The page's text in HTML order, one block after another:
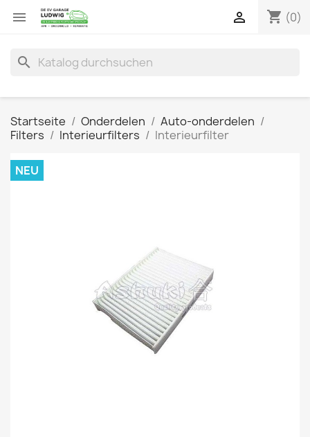
 shopping_cart (0)

search
Startseite Onderdelen
Auto-onderdelen
Filters
Interieurfilters Interieurfilter
NEU